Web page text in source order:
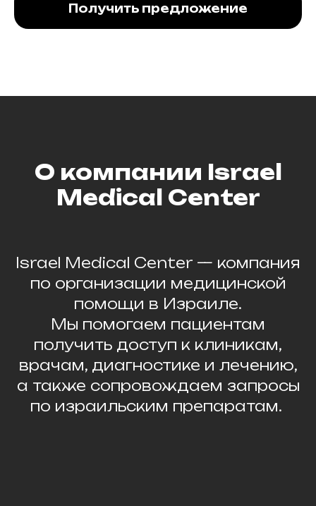
Получить предложение
О компании Israel
Medical Center
Israel Medical Center — компания
по организации медицинской
помощи в Израиле.
Мы помогаем пациентам
получить доступ к клиникам,
врачам, диагностике и лечению,
а также сопровождаем запросы
по израильским препаратам.